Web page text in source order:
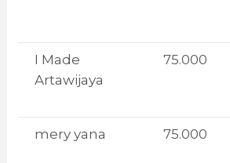
I Made
Artawijaya
75.000
mery yana 75.000